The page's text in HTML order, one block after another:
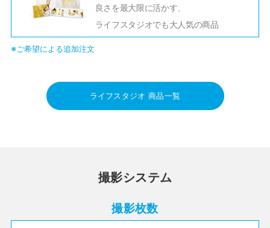
良さを最大限に活かす、
ライフスタジオでも大人気の商品
※ご希望による追加注文
ライフスタジオ 商品一覧
撮影システム
撮影枚数